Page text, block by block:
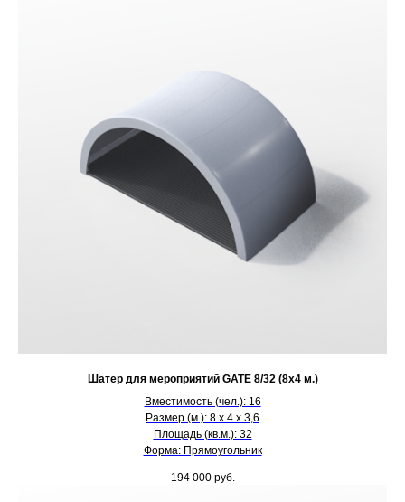
Шатер для мероприятий GATE 8/32 (8х4 м.)
Вместимость (чел.): 16
Размер (м.): 8 х 4 х 3,6
Площадь (кв.м.): 32
Форма: Прямоугольник
194 000 руб.